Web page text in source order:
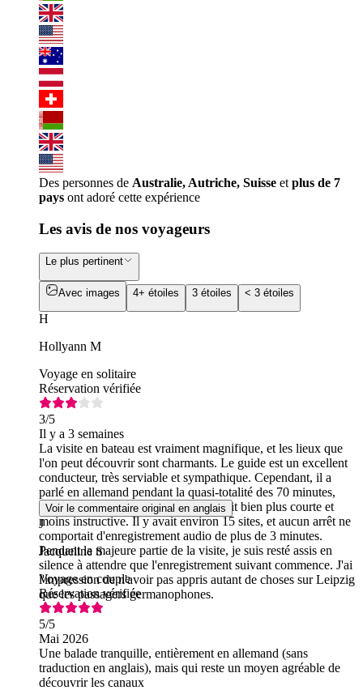
Des personnes de Australie, Autriche, Suisse et plus de 7
pays ont adoré cette expérience
Les avis de nos voyageurs
Le plus pertinent
Avec images 4+ étoiles 3 étoiles < 3 étoiles
H
Hollyann M
Voyage en solitaire
Réservation vérifiée
3/5
Il y a 3 semaines
La visite en bateau est vraiment magnifique, et les lieux que
l'on peut découvrir sont charmants. Le guide est un excellent
conducteur, très serviable et sympathique. Cependant, il a
parlé en allemand pendant la quasi-totalité des 70 minutes,
alors que la visite audio en anglais était bien plus courte et
moins instructive. Il y avait environ 15 sites, et aucun arrêt ne
comportait d'enregistrement audio de plus de 3 minutes.
Pendant la majeure partie de la visite, je suis resté assis en
silence à attendre que l'enregistrement suivant commence. J'ai
l'impression de n'avoir pas appris autant de choses sur Leipzig
que les passagers germanophones.
Voir le commentaire original en anglais
J
Jacqueline S
Voyage en couple
Réservation vérifiée
5/5
Mai 2026
Une balade tranquille, entièrement en allemand (sans
traduction en anglais), mais qui reste un moyen agréable de
découvrir les canaux